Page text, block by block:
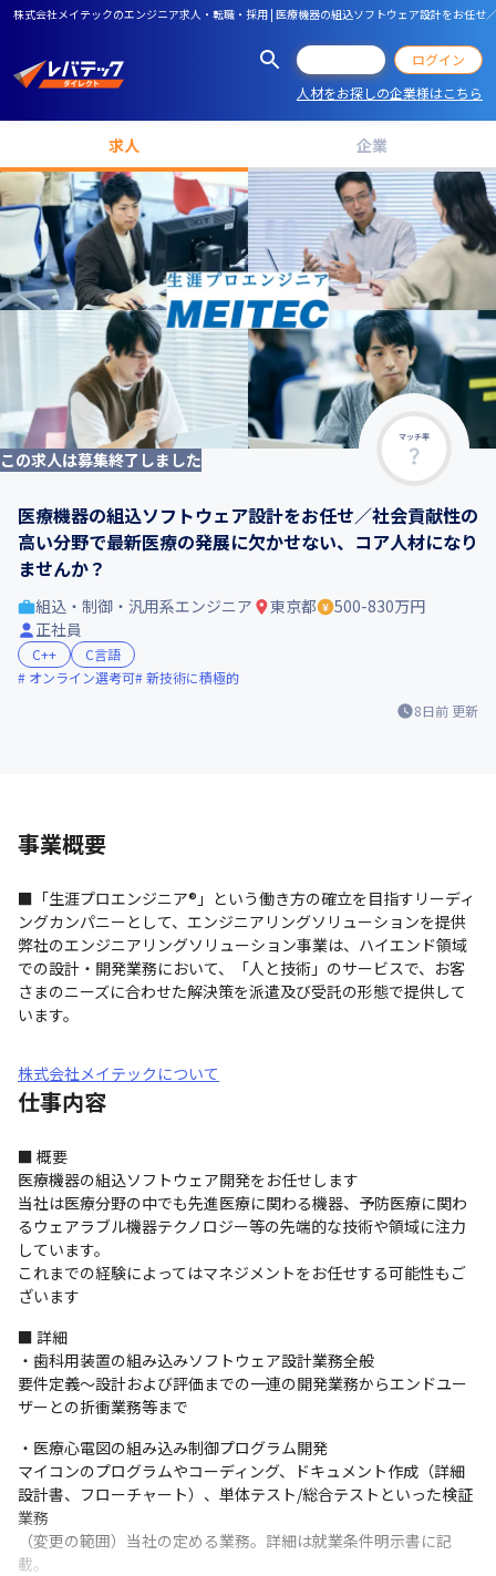
株式会社メイテックのエンジニア求人・転職・採用 | 医療機器の組込ソフトウェア設計をお任
ログイン
人材をお探しの企業様はこちら
求人 企業
マッチ率
この求人は募集終了しました
医療機器の組込ソフトウェア設計をお任せ／社会貢献性の
高い分野で最新医療の発展に欠かせない、コア人材になり
ませんか？
8日前 更新
組込・制御・汎用系エンジニア 東京都
500-830万円
正社員
C++
C言語
オンライン選考可 新技術に積極的
事業概要
■「生涯プロエンジニア®」という働き方の確立を目指すリーディ
ングカンパニーとして、エンジニアリングソリューションを提供
弊社のエンジニアリングソリューション事業は、ハイエンド領域
での設計・開発業務において、「人と技術」のサービスで、お客
さまのニーズに合わせた解決策を派遣及び受託の形態で提供して
います。
株式会社メイテックについて
仕事内容
■ 概要
医療機器の組込ソフトウェア開発をお任せします
当社は医療分野の中でも先進医療に関わる機器、予防医療に関わ
るウェアラブル機器テクノロジー等の先端的な技術や領域に注力
しています。
これまでの経験によってはマネジメントをお任せする可能性もご
ざいます
■ 詳細
・歯科用装置の組み込みソフトウェア設計業務全般
要件定義～設計および評価までの一連の開発業務からエンドユー
ザーとの折衝業務等まで
・医療心電図の組み込み制御プログラム開発
マイコンのプログラムやコーディング、ドキュメント作成（詳細
設計書、フローチャート）、単体テスト/総合テストといった検証
業務
（変更の範囲）当社の定める業務。詳細は就業条件明示書に記
載。